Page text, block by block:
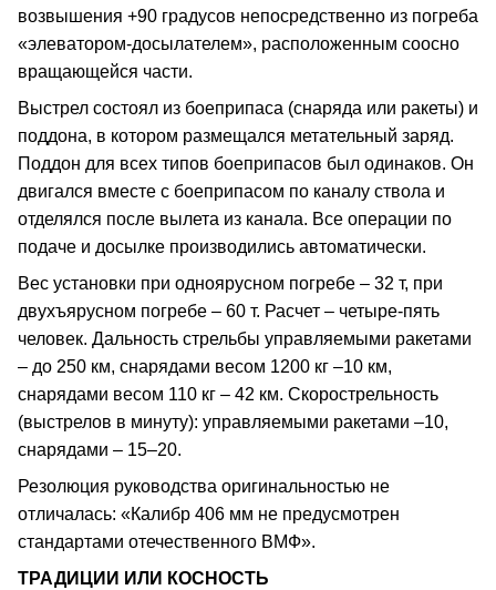
возвышения +90 градусов непосредственно из погреба
«элеватором-досылателем», расположенным соосно
вращающейся части.
Выстрел состоял из боеприпаса (снаряда или ракеты) и
поддона, в котором размещался метательный заряд.
Поддон для всех типов боеприпасов был одинаков. Он
двигался вместе с боеприпасом по каналу ствола и
отделялся после вылета из канала. Все операции по
подаче и досылке производились автоматически.
Вес установки при одноярусном погребе – 32 т, при
двухъярусном погребе – 60 т. Расчет – четыре-пять
человек. Дальность стрельбы управляемыми ракетами
– до 250 км, снарядами весом 1200 кг –10 км,
снарядами весом 110 кг – 42 км. Скорострельность
(выстрелов в минуту): управляемыми ракетами –10,
снарядами – 15–20.
Резолюция руководства оригинальностью не
отличалась: «Калибр 406 мм не предусмотрен
стандартами отечественного ВМФ».
ТРАДИЦИИ ИЛИ КОСНОСТЬ